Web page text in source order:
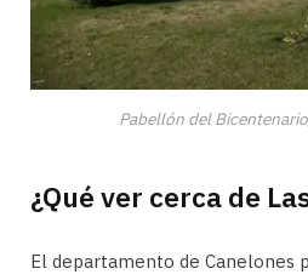
Pabellón del
¿Qué ver cerca de
El departamento de Canelones